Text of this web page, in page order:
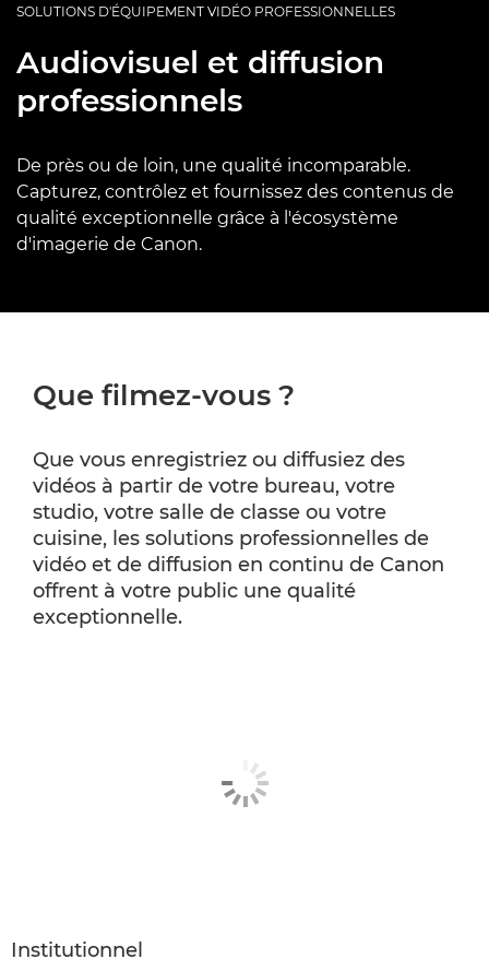
SOLUTIONS D'ÉQUIPEMENT VIDÉO PROFESSIONNELLES
Audiovisuel et diffusion
professionnels
De près ou de loin, une qualité incomparable.
Capturez, contrôlez et fournissez des contenus de
qualité exceptionnelle grâce à l'écosystème
d'imagerie de Canon.
Que filmez-vous ?
Que vous enregistriez ou diffusiez des
vidéos à partir de votre bureau, votre
studio, votre salle de classe ou votre
cuisine, les solutions professionnelles de
vidéo et de diffusion en continu de Canon
offrent à votre public une qualité
exceptionnelle.
Institutionnel